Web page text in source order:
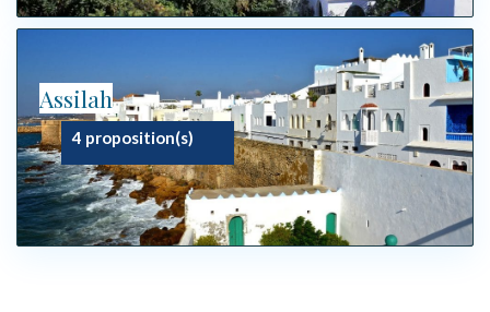
Assilah
4 proposition(s)